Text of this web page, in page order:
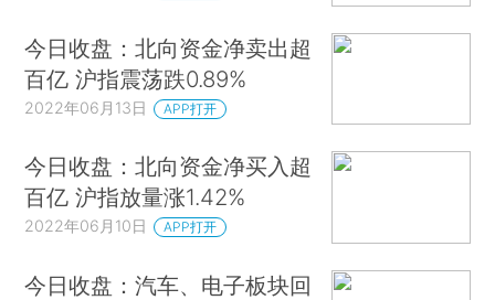
今日收盘：北向资金净卖出超
百亿 沪指震荡跌0.89%
2022年06月13日 APP打开
今日收盘：北向资金净买入超
百亿 沪指放量涨1.42%
2022年06月10日 APP打开
今日收盘：汽车、电子板块回